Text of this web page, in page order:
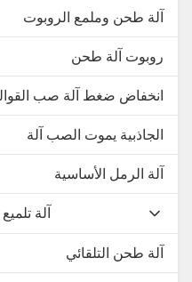
آلة طحن وملمع الروبوت
روبوت آلة طحن
انخفاض ضغط آلة صب
الجاذبية يموت الصب آلة
آلة الرمل الأساسية
آلة
آلة طحن التلقائي